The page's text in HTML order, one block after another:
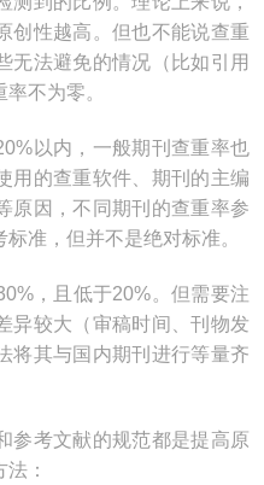
创性越高。但也不能说查重
无法避免的情况（比如引用
不为零。
以内，一般期刊查重率也
用的查重软件、期刊的主编
原因，不同期刊的查重率参
准，但并不是绝对标准。
，且低于20%。但需要注
异较大（审稿时间、刊物发
将其与国内期刊进行等量齐
参考文献的规范都是提高原
：